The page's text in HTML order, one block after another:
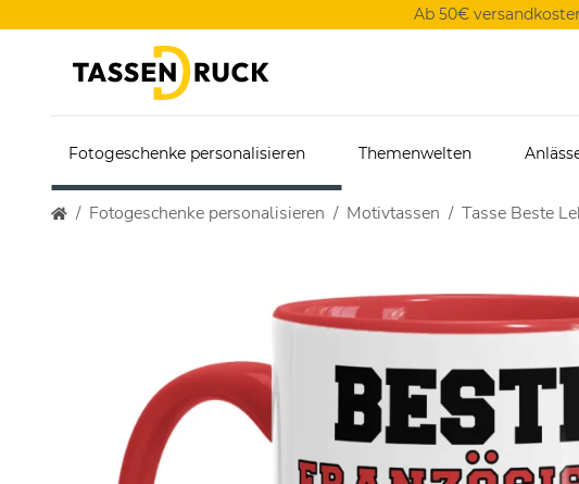
Ab 50€
Fotogeschenke personalisieren Themenwelten
Fotogeschenke personalisieren Motivtassen Tasse Beste